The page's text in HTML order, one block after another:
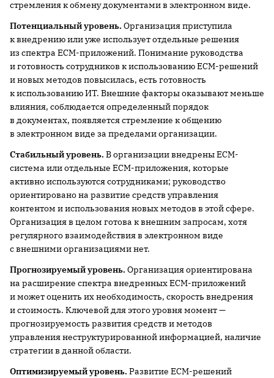
стремления к обмену документами в электронном виде.
Потенциальный уровень. Организация приступила
к внедрению или уже использует отдельные решения
из спектра ECM-приложений. Понимание руководства
и готовность сотрудников к использованию ECM-решений
и новых методов повысилась, есть готовность
к использованию ИТ. Внешние факторы оказывают меньше
влияния, соблюдается определенный порядок
в документах, появляется стремление к общению
в электронном виде за пределами организации.
Стабильный уровень. В организации внедрены ECM-
система или отдельные ECM-приложения, которые
активно используются сотрудниками; руководство
ориентировано на развитие средств управления
контентом и использования новых методов в этой сфере.
Организация в целом готова к внешним запросам, хотя
регулярного взаимодействия в электронном виде
с внешними организациями нет.
Прогнозируемый уровень. Организация ориентирована
на расширение спектра внедренных ECM-приложений
и может оценить их необходимость, скорость внедрения
и стоимость. Ключевой для этого уровня момент —
прогнозируемость развития средств и методов
управления неструктурированной информацией, наличие
стратегии в данной области.
Оптимизируемый уровень. Развитие ECM-решений